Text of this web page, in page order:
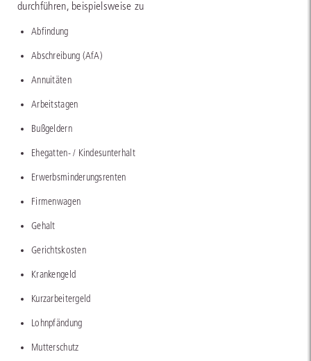
durchführen, beispielsweise zu
Abfindung
Abschreibung (AfA)
Annuitäten
Arbeitstagen
Bußgeldern
Ehegatten- / Kindesunterhalt
Erwerbsminderungsrenten
Firmenwagen
Gehalt
Gerichtskosten
Krankengeld
Kurzarbeitergeld
Lohnpfändung
Mutterschutz